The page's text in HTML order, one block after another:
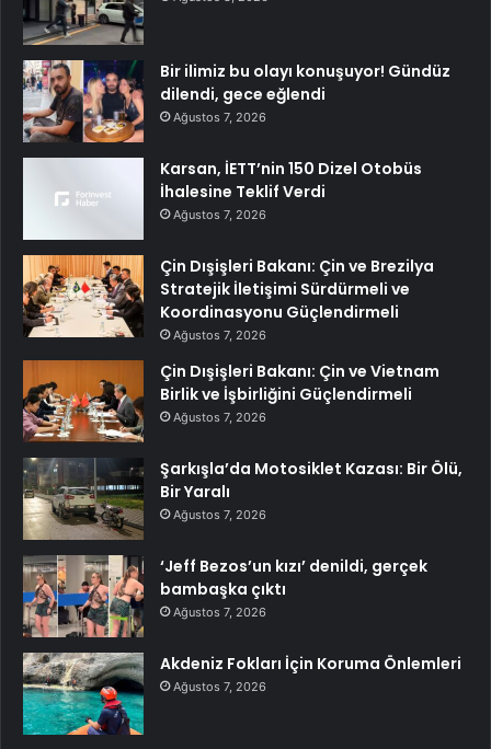
Bir ilimiz bu olayı konuşuyor! Gündüz
dilendi, gece eğlendi
Ağustos 7, 2026
Karsan, İETT’nin 150 Dizel Otobüs
İhalesine Teklif Verdi
Ağustos 7, 2026
Çin Dışişleri Bakanı: Çin ve Brezilya
Stratejik İletişimi Sürdürmeli ve
Koordinasyonu Güçlendirmeli
Ağustos 7, 2026
Çin Dışişleri Bakanı: Çin ve Vietnam
Birlik ve İşbirliğini Güçlendirmeli
Ağustos 7, 2026
Şarkışla’da Motosiklet Kazası: Bir Ölü,
Bir Yaralı
Ağustos 7, 2026
‘Jeff Bezos’un kızı’ denildi, gerçek
bambaşka çıktı
Ağustos 7, 2026
Akdeniz Fokları İçin Koruma Önlemleri
Ağustos 7, 2026